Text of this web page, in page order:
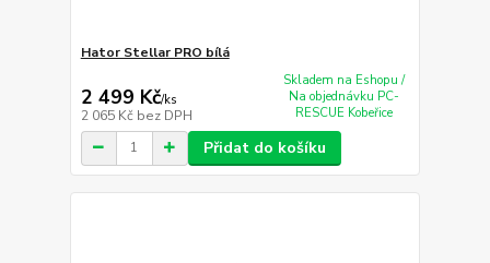
Hator Stellar PRO bílá
2 499 Kč/ks
2 065 Kč bez DPH
Skladem na Eshopu /
Na objednávku PC-
RESCUE Kobeřice
Přidat do košíku